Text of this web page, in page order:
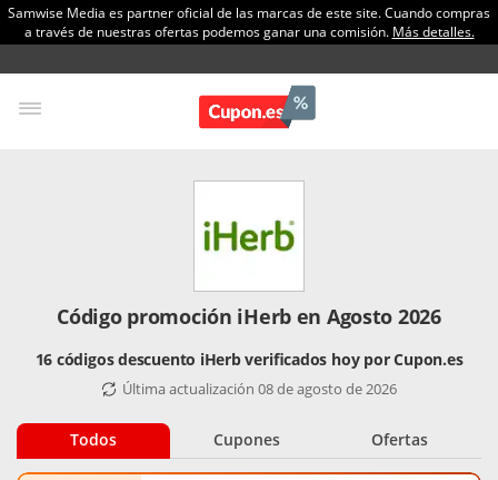
Samwise Media es partner oficial de las marcas de este site. Cuando compras
a través de nuestras ofertas podemos ganar una comisión. Más detalles.
Código promoción iHerb en Agosto 2026
16 códigos descuento iHerb verificados hoy por Cupon.es
Última actualización 08 de agosto de 2026
Todos Cupones Ofertas